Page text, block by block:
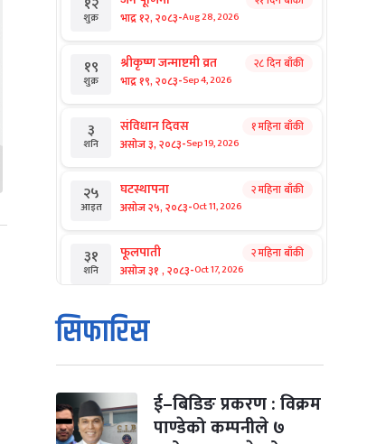
शुक्र भाद्र १२, २०८३-Aug 28, 2026
१९
शुक्र
श्रीकृष्ण जन्माष्टमी व्रत
भाद्र १९, २०८३-Sep 4, 2026
२८ दिन बाँकी
३
शनि
संविधान दिवस
असोज ३, २०८३-Sep 19, 2026
१ महिना बाँकी
२५
आइत
घटस्थापना
असोज २५, २०८३-Oct 11, 2026
२ महिना बाँकी
३१
शनि
फूलपाती
असोज ३१ , २०८३-Oct 17, 2026
२ महिना बाँकी
१
आइत
कार्तिक सङ्क्रान्ति
कार्तिक १, २०८३
मंगल कार्तिक ३, २०८३-Oct 20, 2026
सिफारिस
ई–बिडिङ प्रकरण : विक्रम
पाण्डेको कम्पनीले ७